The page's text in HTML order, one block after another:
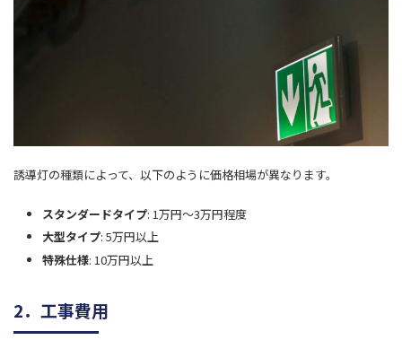
誘導灯の種類によって、以下のように価格相場が異なります。
スタンダードタイプ: 1万円～3万円程度
大型タイプ: 5万円以上
特殊仕様: 10万円以上
2．工事費用